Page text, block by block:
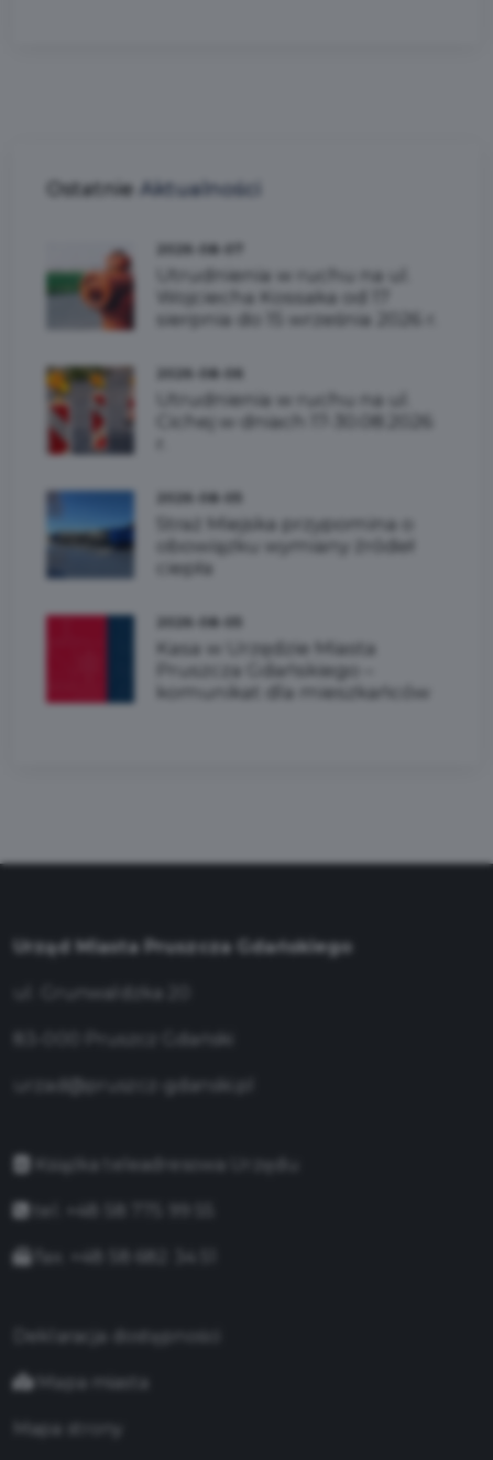
Ostatnie Aktualności
Utrudnienia w ruchu na ul.
Wojciecha Kossaka od 17
sierpnia do 15 września 2026 r.
Utrudnienia w ruchu na ul.
Cichej w dniach 17-30.08.2026
Straż Miejska przypomina o
obowiązku wymiany źródeł
ciepła
Kasa w Urzędzie Miasta
Pruszcza Gdańskiego –
komunikat dla mieszkańców
Urząd Miasta Pruszcza Gdańskiego
urzad@pruszcz-gdanski.pl
Książka teleadresowa Urzędu
Deklaracja dostępności
Mapa miasta
Mapa strony